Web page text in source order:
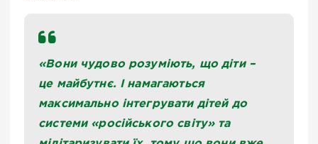
«Вони чудово розуміють, що діти –
це майбутнє. І намагаються
максимально інтегрувати дітей до
системи «російського світу» та